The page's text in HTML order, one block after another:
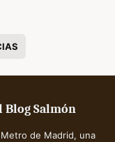
Blog Salmón
de Madrid, una